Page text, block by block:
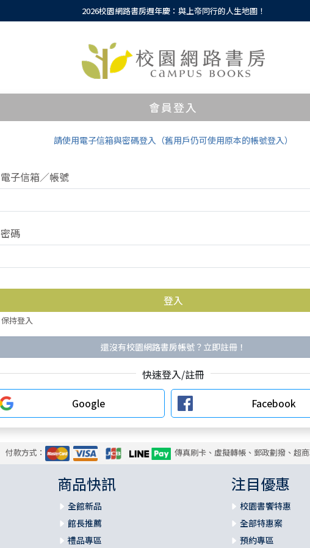
2026校園網路書房週年慶：與上帝同行的人生地圖！
會員登入
請使用電子信箱與密碼登入（舊用戶仍可使用原本的帳號登入）
電子信箱／帳號
密碼
保持登入
還沒有校園網路書房帳號？立即註冊！
快速登入/註冊
Google
Facebook
付款方式： 傳真刷卡、虛擬轉帳、郵政劃撥、超
商品快訊
全館新品
館長推薦
禮品專區
注目優惠
校園書饗特惠
全部特惠案
預約專區